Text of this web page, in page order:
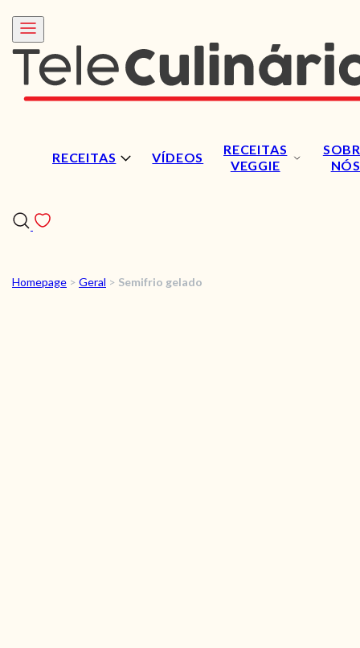
RECEITAS VÍDEOS
RECEITAS
VEGGIE
NÓS
RECEITAS
Homepage > Geral > Semifrio gelado